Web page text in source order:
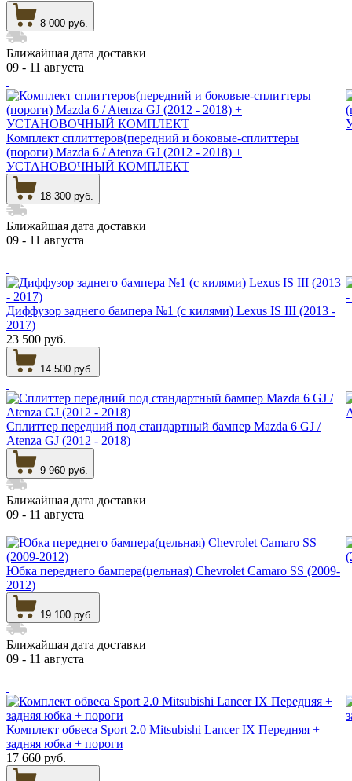
8 000 руб.
Ближайшая дата доставки
09 - 11 августа
Комплект сплиттеров(передний и боковые-сплиттеры
(пороги) Mazda 6 / Atenza GJ (2012 - 2018) +
УСТАНОВОЧНЫЙ КОМПЛЕКТ
18 300 руб.
Ближайшая дата доставки
09 - 11 августа
Диффузор заднего бампера №1 (с килями) Lexus IS III (2013 -
2017)
23 500 руб.
14 500 руб.
Сплиттер передний под стандартный бампер Mazda 6 GJ /
Atenza GJ (2012 - 2018)
9 960 руб.
Ближайшая дата доставки
09 - 11 августа
Юбка переднего бампера(цельная) Chevrolet Camaro SS (2009-
2012)
19 100 руб.
Ближайшая дата доставки
09 - 11 августа
Комплект обвеса Sport 2.0 Mitsubishi Lancer IX Передняя +
задняя юбка + пороги
17 660 руб.